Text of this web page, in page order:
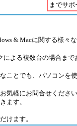
までサ
& Macに関する様々
よる複数台の場合まで
ことでも、パソコンを
気軽にお問合せくださ
ます。
けます。